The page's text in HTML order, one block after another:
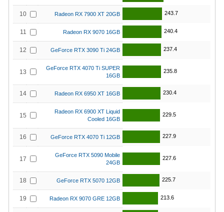
10 Radeon RX 7900 XT 20GB 243.7
11 Radeon RX 9070 16GB 240.4
12 GeForce RTX 3090 Ti 24GB 237.4
13
GeForce RTX 4070 Ti SUPER
16GB
235.8
14 Radeon RX 6950 XT 16GB 230.4
15
Radeon RX 6900 XT Liquid
Cooled 16GB
229.5
16 GeForce RTX 4070 Ti 12GB 227.9
17
GeForce RTX 5090 Mobile
24GB
227.6
18 GeForce RTX 5070 12GB 225.7
19 Radeon RX 9070 GRE 12GB 213.6